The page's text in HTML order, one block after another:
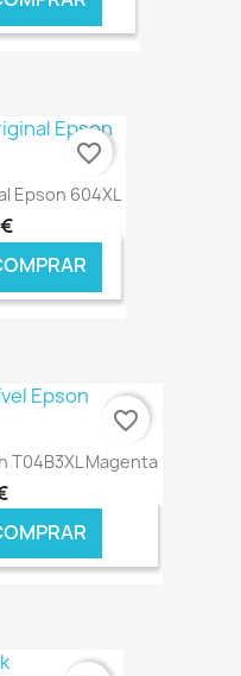
€ ONLINE
Epson 604XL
favorite_border
T04B3XL Magenta
favorite_border